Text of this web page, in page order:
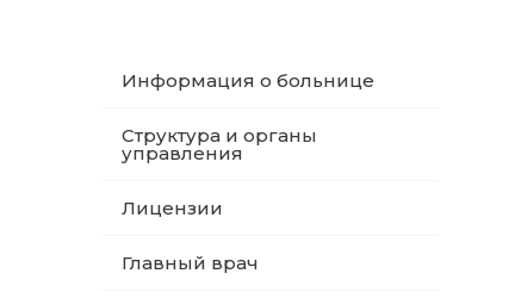
Информация о больнице
Структура и органы
управления
Лицензии
Главный врач